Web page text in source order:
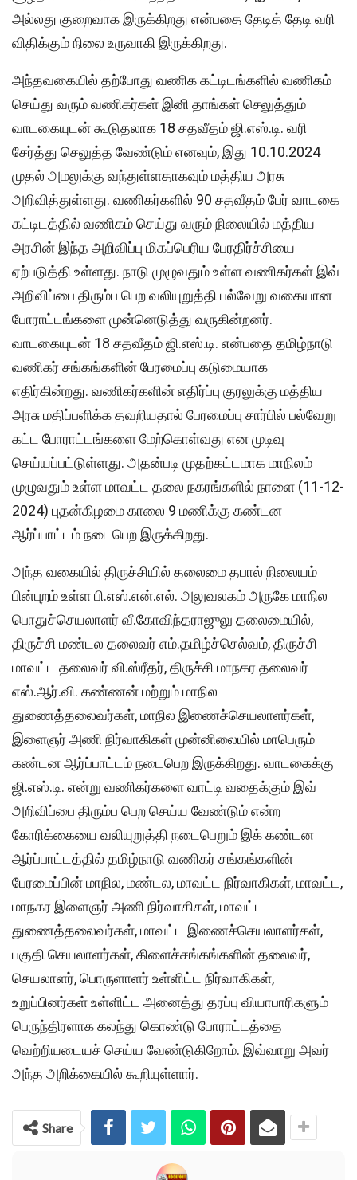
அல்லது குறைவாக இருக்கிறது என்பதை தேடித் தேடி வரி
விதிக்கும் நிலை உருவாகி இருக்கிறது.
அந்தவகையில் தற்போது வணிக கட்டிடங்களில் வணிகம்
செய்து வரும் வணிகர்கள் இனி தாங்கள் செலுத்தும்
வாடகையுடன் கூடுதலாக 18 சதவீதம் ஜி.எஸ்.டி. வரி
சேர்த்து செலுத்த வேண்டும் எனவும், இது 10.10.2024
முதல் அமலுக்கு வந்துள்ளதாகவும் மத்திய அரசு
அறிவித்துள்ளது. வணிகர்களில் 90 சதவீதம் பேர் வாடகை
கட்டிடத்தில் வணிகம் செய்து வரும் நிலையில் மத்திய
அரசின் இந்த அறிவிப்பு மிகப்பெரிய பேரதிர்ச்சியை
ஏற்படுத்தி உள்ளது. நாடு முழுவதும் உள்ள வணிகர்கள் இவ்
அறிவிப்பை திரும்ப பெற வலியுறுத்தி பல்வேறு வகையான
போராட்டங்களை முன்னெடுத்து வருகின்றனர்.
வாடகையுடன் 18 சதவீதம் ஜி.எஸ்.டி. என்பதை தமிழ்நாடு
வணிகர் சங்கங்களின் பேரமைப்பு கடுமையாக
எதிர்கின்றது. வணிகர்களின் எதிர்ப்பு குரலுக்கு மத்திய
அரசு மதிப்பளிக்க தவறியதால் பேரமைப்பு சார்பில் பல்வேறு
கட்ட போராட்டங்களை மேற்கொள்வது என முடிவு
செய்யப்பட்டுள்ளது. அதன்படி முதற்கட்டமாக மாநிலம்
முழுவதும் உள்ள மாவட்ட தலை நகரங்களில் நாளை (11-12-
2024) புதன்கிழமை காலை 9 மணிக்கு கண்டன
ஆர்ப்பாட்டம் நடைபெற இருக்கிறது.
அந்த வகையில் திருச்சியில் தலைமை தபால் நிலையம்
பின்புறம் உள்ள பி.எஸ்.என்.எல். அலுவலகம் அருகே மாநில
பொதுச்செயலாளர் வீ.கோவிந்தராஜுலு தலைமையில்,
திருச்சி மண்டல தலைவர் எம்.தமிழ்ச்செல்வம், திருச்சி
மாவட்ட தலைவர் வி.ஸ்ரீதர், திருச்சி மாநகர தலைவர்
எஸ்.ஆர்.வி. கண்ணன் மற்றும் மாநில
துணைத்தலைவர்கள், மாநில இணைச்செயலாளர்கள்,
இளைஞர் அணி நிர்வாகிகள் முன்னிலையில் மாபெரும்
கண்டன ஆர்ப்பாட்டம் நடைபெற இருக்கிறது. வாடகைக்கு
ஜி.எஸ்.டி. என்று வணிகர்களை வாட்டி வதைக்கும் இவ்
அறிவிப்பை திரும்ப பெற செய்ய வேண்டும் என்ற
கோரிக்கையை வலியுறுத்தி நடைபெறும் இக் கண்டன
ஆர்ப்பாட்டத்தில் தமிழ்நாடு வணிகர் சங்கங்களின்
பேரமைப்பின் மாநில, மண்டல, மாவட்ட நிர்வாகிகள், மாவட்ட,
மாநகர இளைஞர் அணி நிர்வாகிகள், மாவட்ட
துணைத்தலைவர்கள், மாவட்ட இணைச்செயலாளர்கள்,
பகுதி செயலாளர்கள், கிளைச்சங்கங்களின் தலைவர்,
செயலாளர், பொருளாளர் உள்ளிட்ட நிர்வாகிகள்,
உறுப்பினர்கள் உள்ளிட்ட அனைத்து தரப்பு வியாபாரிகளும்
பெருந்திரளாக கலந்து கொண்டு போராட்டத்தை
வெற்றியடையச் செய்ய வேண்டுகிறோம். இவ்வாறு அவர்
அந்த அறிக்கையில் கூறியுள்ளார்.
Share